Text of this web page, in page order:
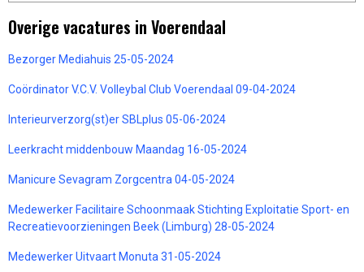
Overige vacatures in Voerendaal
Bezorger Mediahuis 25-05-2024
Coördinator V.C.V. Volleybal Club Voerendaal 09-04-2024
Interieurverzorg(st)er SBLplus 05-06-2024
Leerkracht middenbouw Maandag 16-05-2024
Manicure Sevagram Zorgcentra 04-05-2024
Medewerker Facilitaire Schoonmaak Stichting Exploitatie Sport- en
Recreatievoorzieningen Beek (Limburg) 28-05-2024
Medewerker Uitvaart Monuta 31-05-2024